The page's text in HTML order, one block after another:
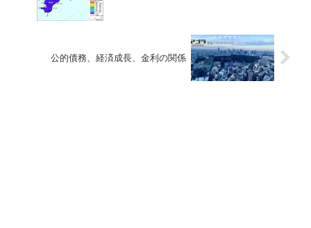
公的債務、経済成長、金利の関係